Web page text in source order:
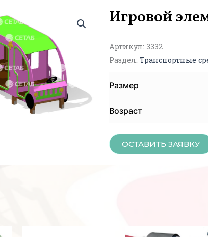
Игровой
Артикул:3332
Раздел: Транспортные
Размер
Возраст
ОСТАВИТЬ ЗАЯВКУ